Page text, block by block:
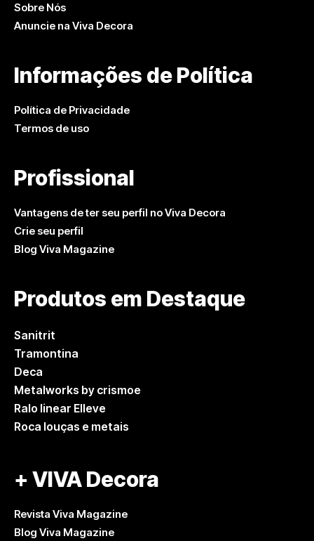
Sobre Nós
Anuncie na Viva Decora
Informações de Política
Política de Privacidade
Termos de uso
Profissional
Vantagens de ter seu perfil no Viva Decora
Crie seu perfil
Blog Viva Magazine
Produtos em Destaque
Sanitrit
Tramontina
Deca
Metalworks by crismoe
Ralo linear Elleve
Roca louças e metais
+ VIVA Decora
Revista Viva Magazine
Blog Viva Magazine